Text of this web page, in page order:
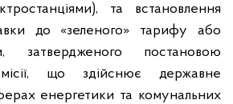
та встановлення
до «зеленого» тарифу або
затвердженого постановою
що здійснює державне
енергетики та комунальних